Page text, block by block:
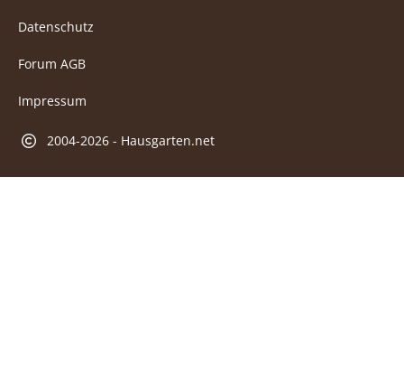
Datenschutz
Forum AGB
Impressum
2004-2026 - Hausgarten.net